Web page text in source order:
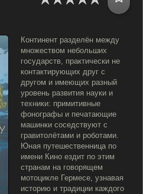
Континент разделён между
множеством небольших
государств, практически не
контактирующих друг с
другом и имеющих разный
уровень развития науки и
техники: примитивные
фонографы и печатающие
машинки соседствуют с
гравитолётами и роботами.
Юная путешественница по
имени Кино ездит по этим
странам на говорящем
мотоцикле Гермесе, узнавая
историю и традиции каждого